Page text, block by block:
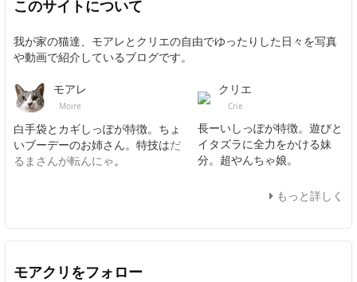
このサイトについて
我が家の猫達、モアレとクリエの自由でゆったりした日々を写真
や動画で紹介しているブログです。
モアレ
Moire
白手袋とカギしっぽが特徴。ちょ
いブーデーのお姉さん。特技はだ
るまさんが転んにゃ。
クリエ
Crie
長ーいしっぽが特徴。遊びと
イタズラに全力をかける妹
分。超やんちゃ娘。
もっと詳しく
モアクリをフォロー